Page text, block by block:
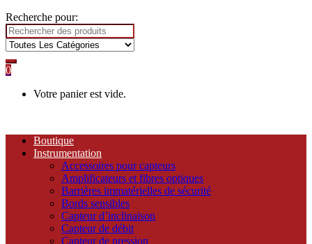
Recherche pour:
0
Votre panier est vide.
Boutique
Instrumentation
Accessoires pour capteurs
Amplificateurs et fibres optiques
Barrières immatérielles de sécurité
Bords sensibles
Capteur d’inclinaison
Capteur de débit
Capteur de pression